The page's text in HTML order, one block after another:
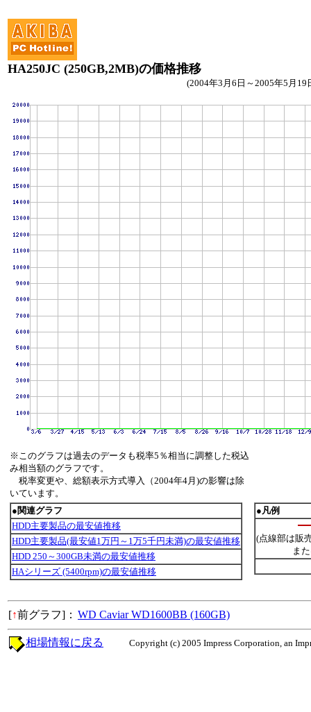
HA250JC (250GB,2MB)の価格推移
(2004年3月6日～2005年5月19
※このグラフは過去のデータも税率5％相当に調整した税込
み相当額のグラフです。
税率変更や、総額表示方式導入（2004年4月)の影響は除
いています。
●関連グラフ
HDD主要製品の最安値推移
HDD主要製品(最安値1万円～1万5千円未満)の最安値推移
HDD 250～300GB未満の最安値推移
HAシリーズ (5400rpm)の最安値推移
●凡例
(点線部は販
ま
[↑前グラフ]： WD Caviar WD1600BB (160GB)
Copyright (c) 2005 Impress Corporation, an
相場情報に戻る